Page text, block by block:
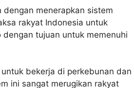
menerapkan sistem
rakyat Indonesia untuk
tujuan untuk memenuhi
bekerja di perkebunan dan
ini sangat merugikan rakyat